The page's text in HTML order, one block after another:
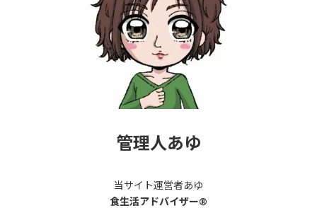
管理人あゆ
当サイト運営者あゆ
食生活アドバイザー®